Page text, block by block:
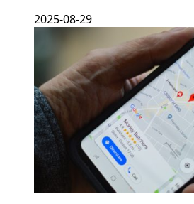
2025-08-29